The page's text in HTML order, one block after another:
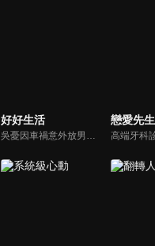
好好生活
吳憂因車禍意外放男友鴿子慘遭分手，而同樣在這場車禍中喪命的是雅曼生物科技總裁何西亞的未婚妻陸芸。吳憂分手後寄情於工作，投入新職場認識了陸芸的妹妹陸蔓，成為了閨蜜。在公事上與何西亞有了合作，不打不相識的這對歡喜冤家，好不容易發展成為戀人, 此時發現陸芸在他們之間串連起來的緣分…
戀愛先生